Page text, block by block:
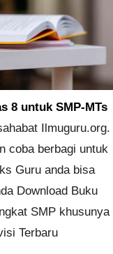
8 untuk SMP-MTs
Ilmuguru.org.
coba berbagi untuk
Guru anda bisa
Download Buku
SMP khusunya
Terbaru